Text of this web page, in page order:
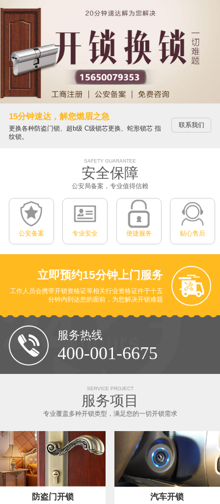
15分钟速达，解您燃眉之急
更换各种防盗门锁、超b级 C级锁芯更换、蛇形锁芯 指
纹锁。
联系我们
SAFETY GUARANTEE
安全保障
公安局备案，专业值得信赖
公安备案 专业安全 便捷服务 贴心售后
立即预约15分钟上门服务
工作人员会携带开锁资格证等相关行业资格证件于十五
分钟内到达您的面前，为您解决开锁难题
服务热线
400-001-6675
SERVICE PROJECT
服务项目
专业覆盖多种开锁类型，满足您的一切开锁需求
防盗门开锁 汽车开锁